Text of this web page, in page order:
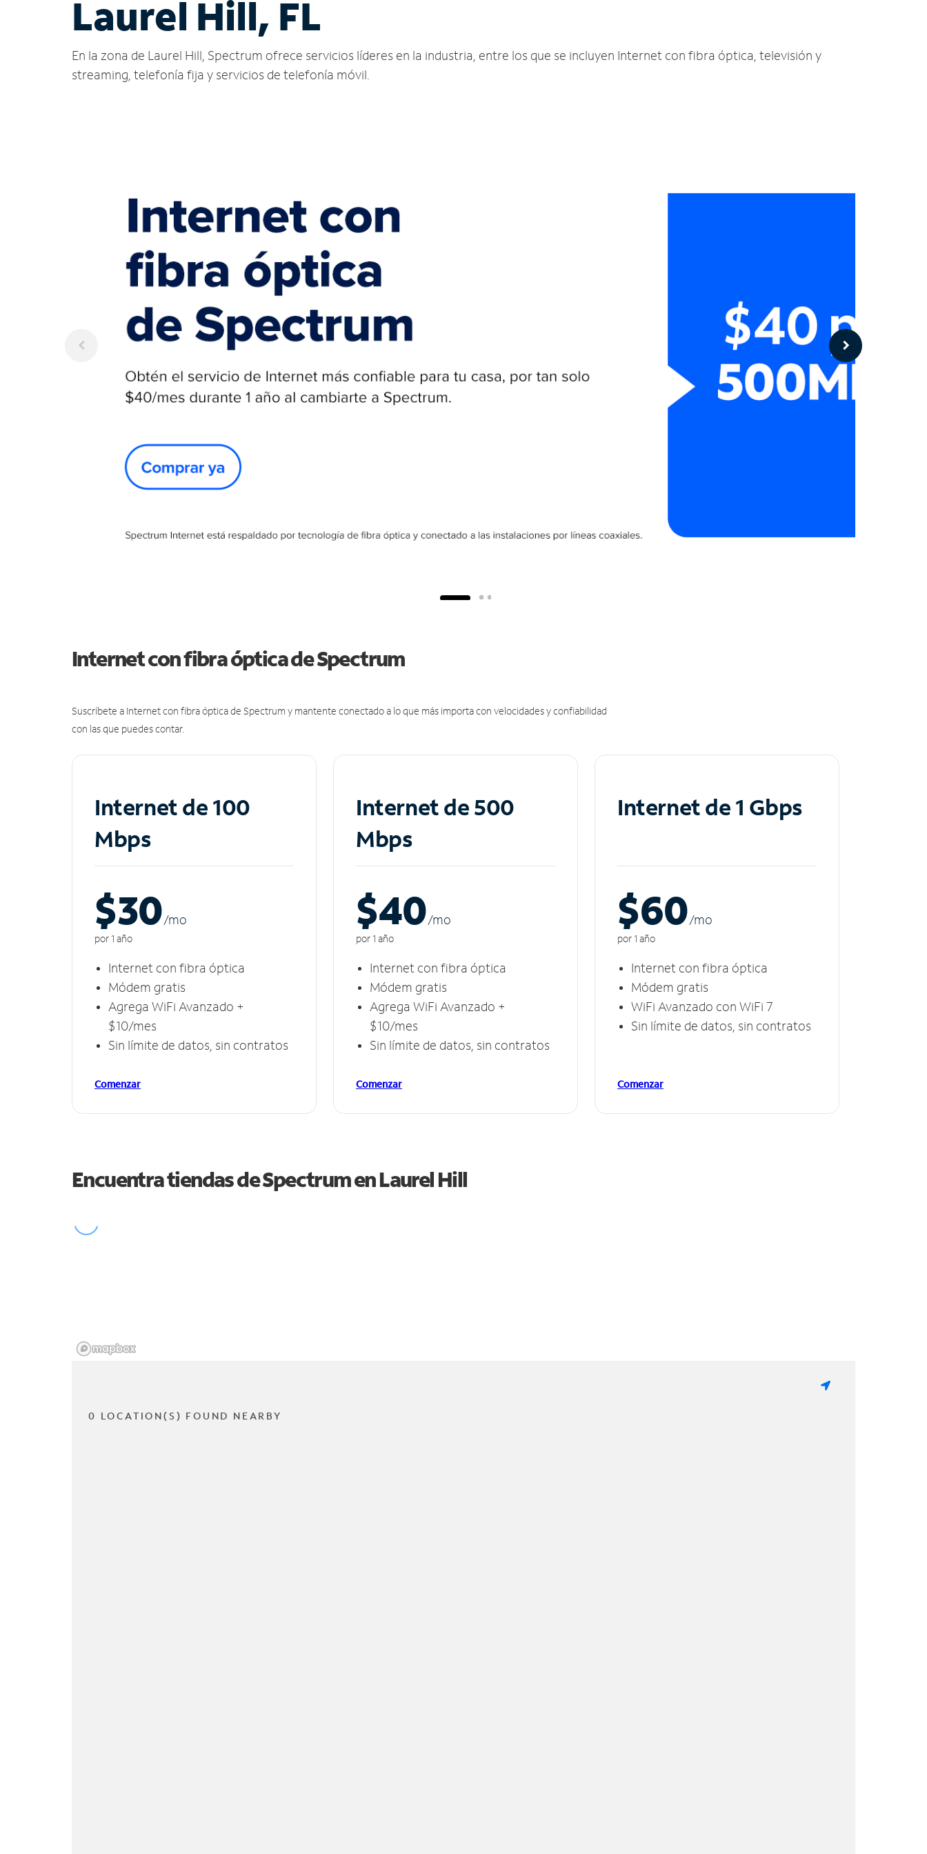
Laurel Hill, FL
En la zona de Laurel Hill, Spectrum ofrece servicios líderes en la industria, entre los que se incluyen Internet con fibra óptica, televisión y
streaming, telefonía fija y servicios de telefonía móvil.
Internet con fibra óptica de Spectrum
Suscríbete a Internet con fibra óptica de Spectrum y mantente conectado a lo que más importa con velocidades y confiabilidad
con las que puedes contar.
Internet de 100
Mbps
$30/mo
por 1 año
Internet con fibra óptica
Módem gratis
Agrega WiFi Avanzado +
$10/mes
Sin límite de datos, sin contratos
Comenzar
Internet de 500
Mbps
$40/mo
por 1 año
Internet con fibra óptica
Módem gratis
Agrega WiFi Avanzado +
$10/mes
Sin límite de datos, sin contratos
Comenzar
Internet de 1 Gbps
$60/mo
por 1 año
Internet con fibra óptica
Módem gratis
WiFi Avanzado con WiFi 7
Sin límite de datos, sin contratos
Comenzar
Encuentra tiendas de Spectrum enLaurel Hill
0 LOCATION(S) FOUND NEARBY